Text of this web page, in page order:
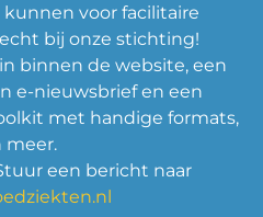
voor facilitaire
bij onze stichting!
binnen de website, een
e-nieuwsbrief en een
met handige formats,
meer.
een bericht naar